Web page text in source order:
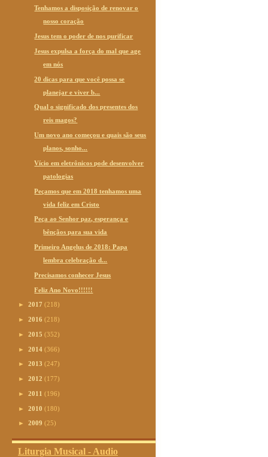
Tenhamos a disposição de renovar o
nosso coração
Jesus tem o poder de nos purificar
Jesus expulsa a força do mal que age
em nós
20 dicas para que você possa se
planejar e viver b...
Qual o significado dos presentes dos
reis magos?
Um novo ano começou e quais são seus
planos, sonho...
Vício em eletrônicos pode desenvolver
patologias
Peçamos que em 2018 tenhamos uma
vida feliz em Cristo
Peça ao Senhor paz, esperança e
bênçãos para sua vida
Primeiro Angelus de 2018: Papa
lembra celebração d...
Precisamos conhecer Jesus
Feliz Ano Novo!!!!!!
► 2017 (218)
► 2016 (218)
► 2015 (352)
► 2014 (366)
► 2013 (247)
► 2012 (177)
► 2011 (196)
► 2010 (180)
► 2009 (25)
Liturgia Musical - Audio